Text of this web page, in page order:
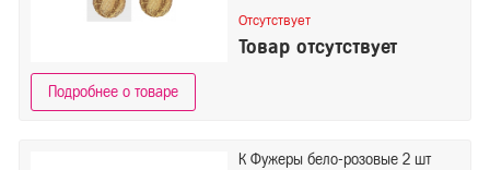
Отсутствует
Товар отсутствует
Подробнее о товаре
К Фужеры бело-розовые 2 шт